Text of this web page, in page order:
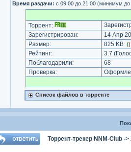
Время раздачи: с 09:00 до 21:00 (минимум
Торрент:
Зарегистрирован:
14 Апр
Размер:
825 KB ()
Рейтинг: 3.7
Поблагодарили:
68
Проверка:
Список файлов в торренте
Торрент-трекер NNM-Club->